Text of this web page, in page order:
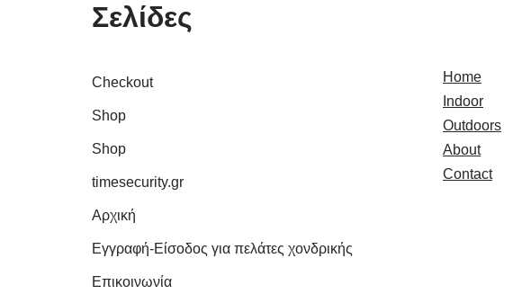
Σελίδες
Checkout
Shop
Shop
timesecurity.gr
Αρχική
Εγγραφή-Είσοδος για πελάτες χονδρικής
Επικοινωνία
Home
Indoor
Outdoors
About
Contact